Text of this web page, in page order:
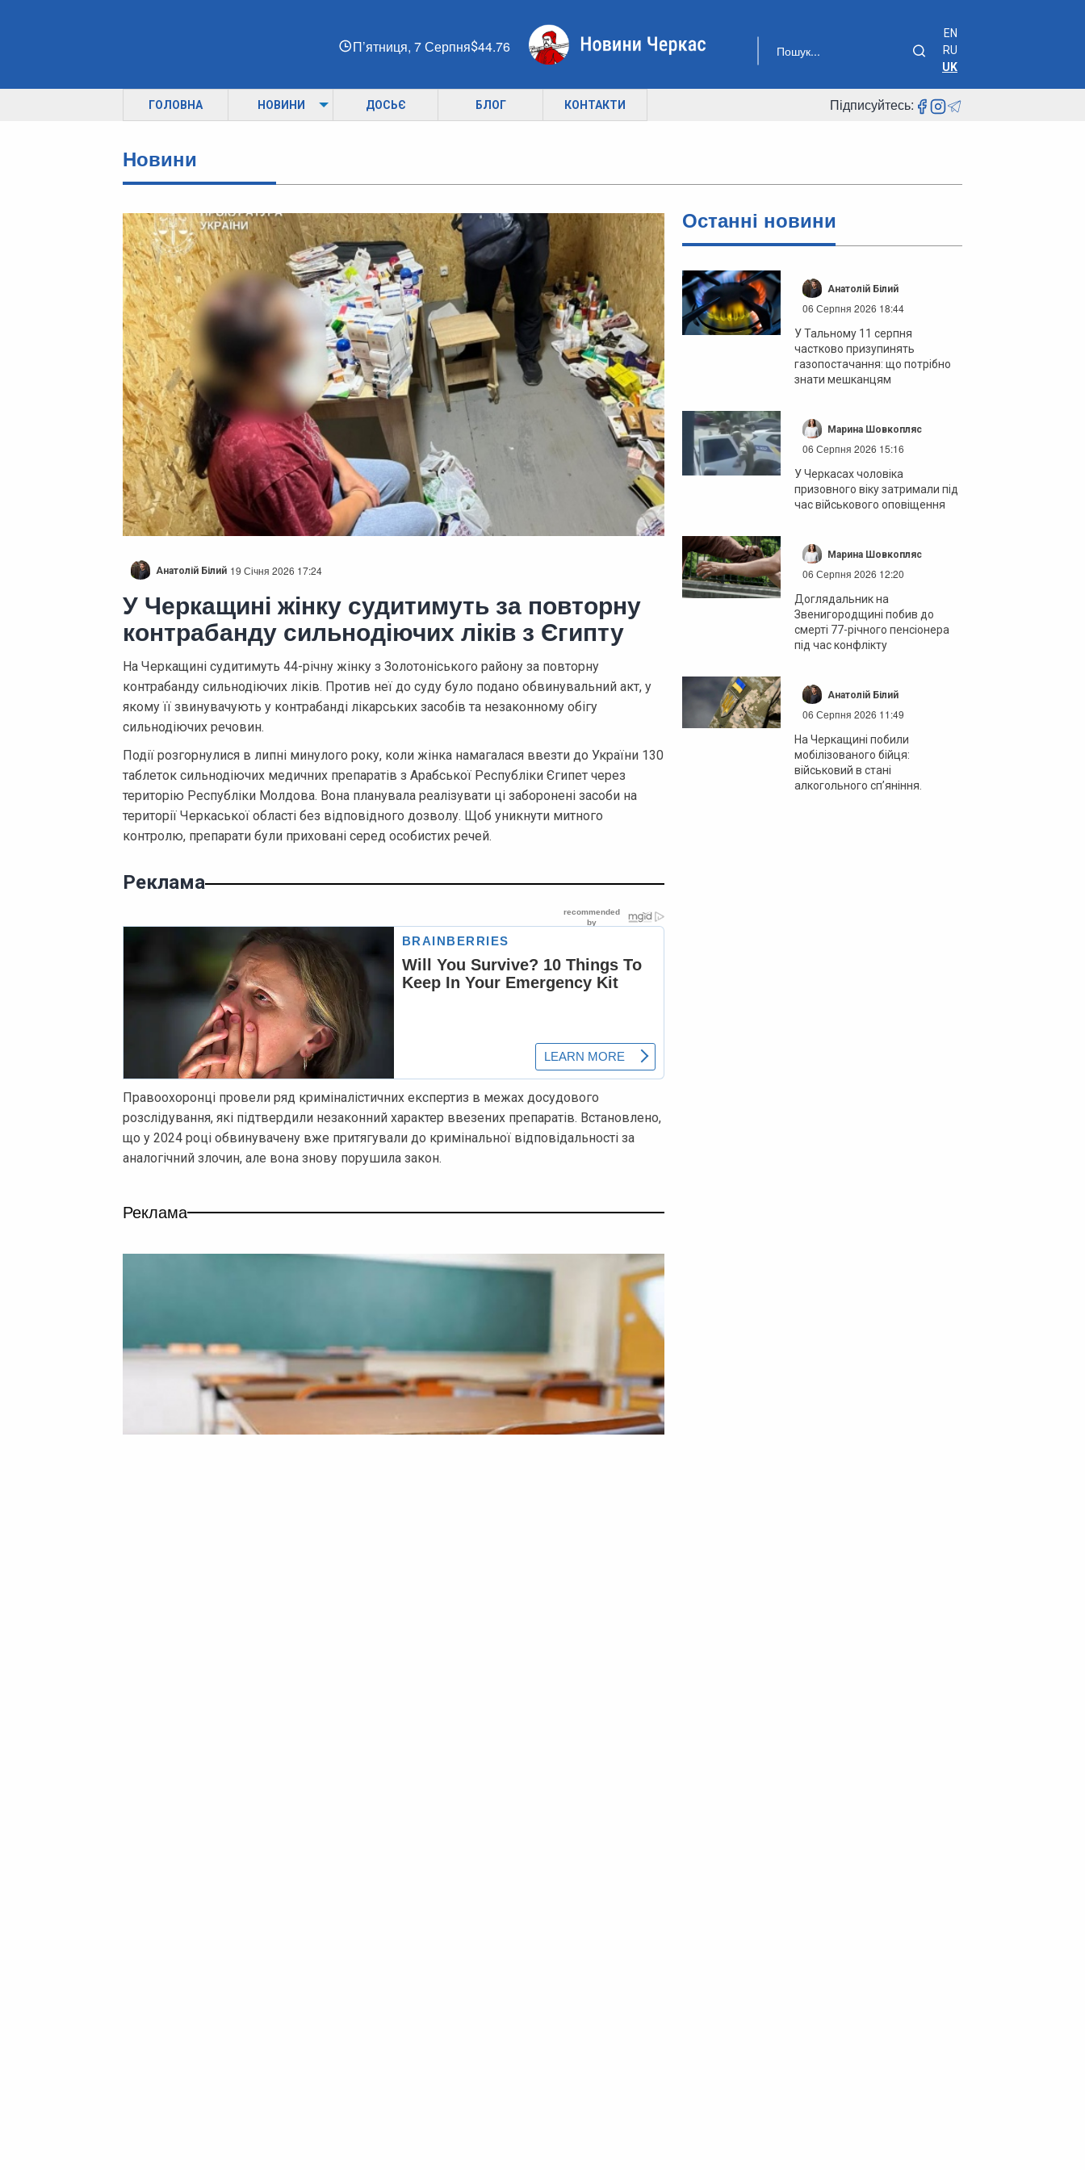
П’ятниця, 7 Серпня 44.76
EN
RU
UK
ГОЛОВНА НОВИНИ ДОСЬЄ БЛОГ КОНТАКТИ Підписуйтесь:
Новини
Анатолій Білий 19 Січня 2026 17:24
У Черкащині жінку судитимуть за повторну
контрабанду сильнодіючих ліків з Єгипту
На Черкащині судитимуть 44-річну жінку з Золотоніського району за повторну
контрабанду сильнодіючих ліків. Против неї до суду було подано обвинувальний акт, у
якому її звинувачують у контрабанді лікарських засобів та незаконному обігу
сильнодіючих речовин.
Події розгорнулися в липні минулого року, коли жінка намагалася ввезти до України 130
таблеток сильнодіючих медичних препаратів з Арабської Республіки Єгипет через
територію Республіки Молдова. Вона планувала реалізувати ці заборонені засоби на
території Черкаської області без відповідного дозволу. Щоб уникнути митного
контролю, препарати були приховані серед особистих речей.
Реклама
Правоохоронці провели ряд криміналістичних експертиз в межах досудового
розслідування, які підтвердили незаконний характер ввезених препаратів. Встановлено,
що у 2024 році обвинувачену вже притягували до кримінальної відповідальності за
аналогічний злочин, але вона знову порушила закон.
Реклама
Останні новини
Анатолій Білий
06 Серпня 2026 18:44
У Тальному 11 серпня
частково призупинять
газопостачання: що потрібно
знати мешканцям
Марина Шовкопляс
06 Серпня 2026 15:16
У Черкасах чоловіка
призовного віку затримали під
час військового оповіщення
Марина Шовкопляс
06 Серпня 2026 12:20
Доглядальник на
Звенигородщині побив до
смерті 77-річного пенсіонера
під час конфлікту
Анатолій Білий
06 Серпня 2026 11:49
На Черкащині побили
мобілізованого бійця:
військовий в стані
алкогольного сп’яніння.